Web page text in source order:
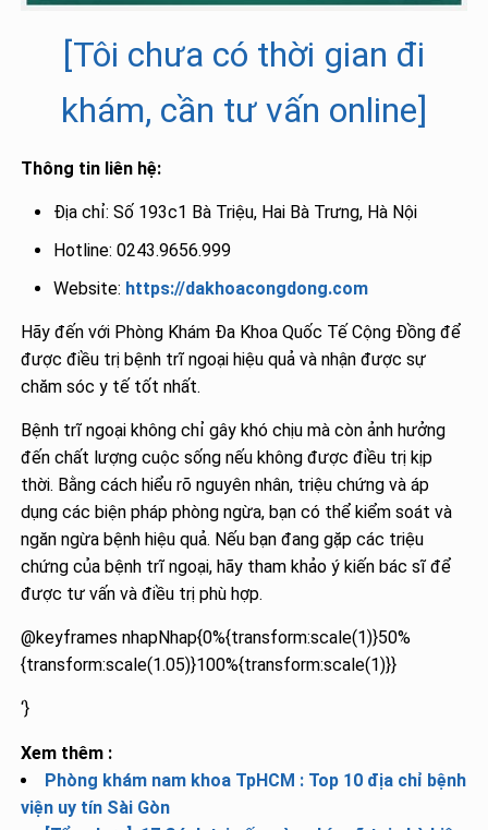
[Tôi chưa có thời gian đi
khám, cần tư vấn online]
Thông tin liên hệ:
Địa chỉ: Số 193c1 Bà Triệu, Hai Bà Trưng, Hà Nội
Hotline: 0243.9656.999
Website: https://dakhoacongdong.com
Hãy đến với Phòng Khám Đa Khoa Quốc Tế Cộng Đồng để
được điều trị bệnh trĩ ngoại hiệu quả và nhận được sự
chăm sóc y tế tốt nhất.
Bệnh trĩ ngoại không chỉ gây khó chịu mà còn ảnh hưởng
đến chất lượng cuộc sống nếu không được điều trị kịp
thời. Bằng cách hiểu rõ nguyên nhân, triệu chứng và áp
dụng các biện pháp phòng ngừa, bạn có thể kiểm soát và
ngăn ngừa bệnh hiệu quả. Nếu bạn đang gặp các triệu
chứng của bệnh trĩ ngoại, hãy tham khảo ý kiến bác sĩ để
được tư vấn và điều trị phù hợp.
@keyframes nhapNhap{0%{transform:scale(1)}50%
{transform:scale(1.05)}100%{transform:scale(1)}}
‘}
Xem thêm :
Phòng khám nam khoa TpHCM : Top 10 địa chỉ bệnh
viện uy tín Sài Gòn